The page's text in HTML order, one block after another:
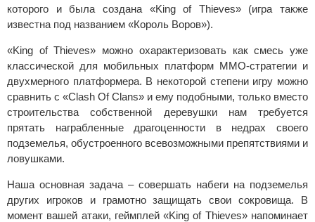
которого и была создана «King of Thieves» (игра также
известна под названием «Король Воров»).
«King of Thieves» можно охарактеризовать как смесь уже
классической для мобильных платформ MMO-стратегии и
двухмерного платформера. В некоторой степени игру можно
сравнить с «Clash Of Clans» и ему подобными, только вместо
строительства собственной деревушки нам требуется
прятать награбленные драгоценности в недрах своего
подземелья, обустроенного всевозможными препятствиями и
ловушками.
Наша основная задача – совершать набеги на подземелья
других игроков и грамотно защищать свои сокровища. В
момент вашей атаки, геймплей «King of Thieves» напоминает